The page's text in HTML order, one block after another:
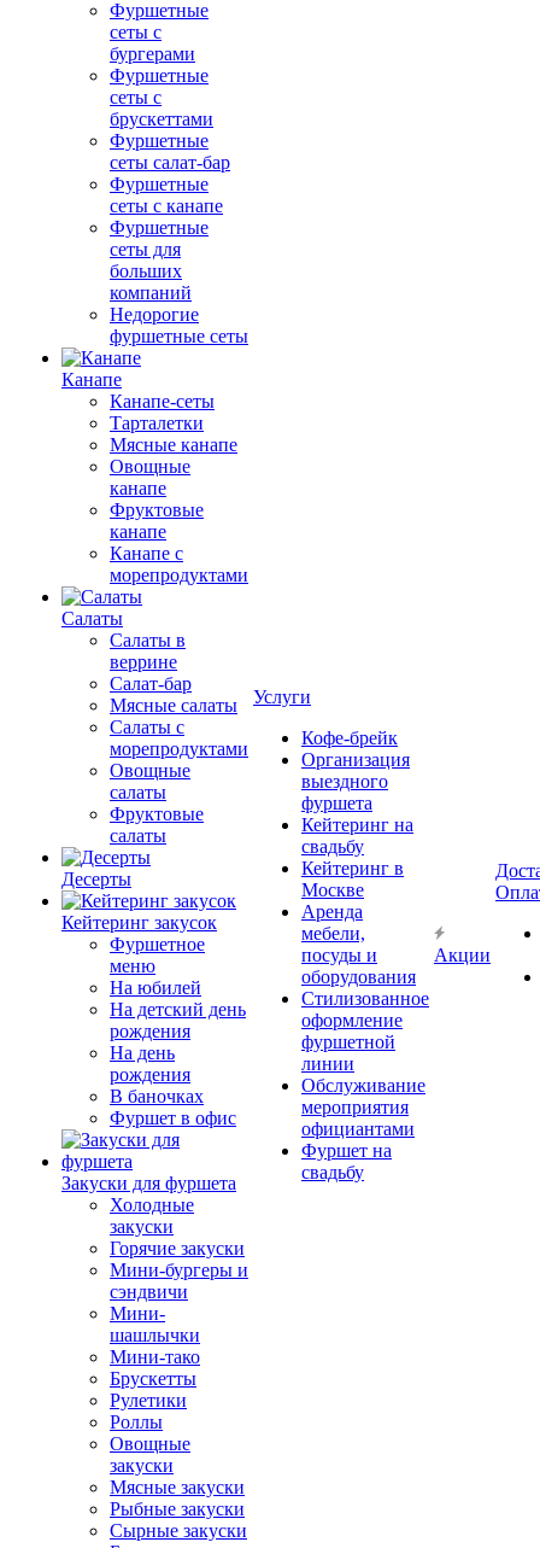
Фуршетные
сеты с
бургерами
Фуршетные
сеты с
брускеттами
Фуршетные
сеты салат-бар
Фуршетные
сеты с канапе
Фуршетные
сеты для
больших
компаний
Недорогие
фуршетные сеты
Канапе
Канапе-сеты
Тарталетки
Мясные канапе
Овощные
канапе
Фруктовые
канапе
Канапе с
морепродуктами
Салаты
Салаты в
веррине
Салат-бар
Мясные салаты
Салаты с
морепродуктами
Овощные
салаты
Фруктовые
салаты
Десерты
Кейтеринг закусок
Фуршетное
меню
На юбилей
На детский день
рождения
На день
рождения
В баночках
Фуршет в офис
Закуски для фуршета
Холодные
закуски
Горячие закуски
Мини-бургеры и
сэндвичи
Мини-
шашлычки
Мини-тако
Брускетты
Рулетики
Роллы
Овощные
закуски
Мясные закуски
Рыбные закуски
Сырные закуски
Услуги
Кофе-брейк
Организация
выездного
фуршета
Кейтеринг на
свадьбу
Кейтеринг в
Москве
Аренда
мебели,
посуды и
оборудования
Стилизованное
оформление
фуршетной
линии
Обслуживание
мероприятия
официантами
Фуршет на
свадьбу
Акции